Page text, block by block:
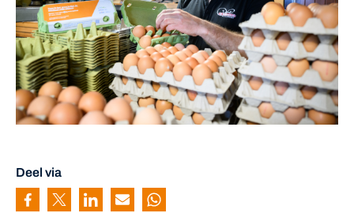
Deel via
Pagina delen via Facebook
Pagina delen via Twitter
Pagina delen via Linkedin
Pagina delen via Mail
Pagina delen via Whatsapp